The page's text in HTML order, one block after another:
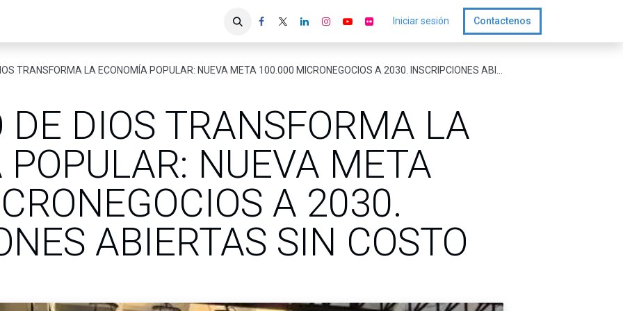
Iniciar sesión Contactenos
TRANSFORMA LA ECONOMÍA POPULAR: NUEVA META 100.000 MICRONEGOCIOS A 2030. INSCRIPCIONES ABIERTAS SIN COSTO
DE DIOS TRANSFORMA LA
NUEVA META
A 2030.
ABIERTAS SIN COSTO